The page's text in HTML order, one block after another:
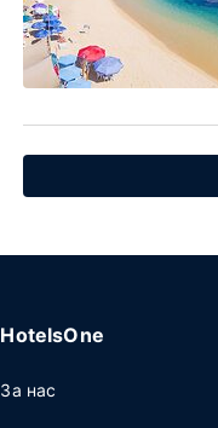
HotelsOne
За нас